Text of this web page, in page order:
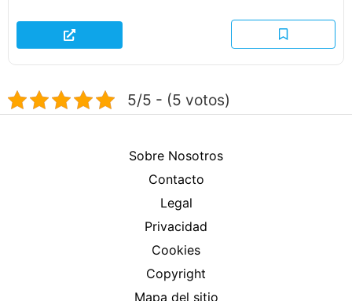
5/5 - (5 votos)
Sobre Nosotros
Contacto
Legal
Privacidad
Cookies
Copyright
Mapa del sitio